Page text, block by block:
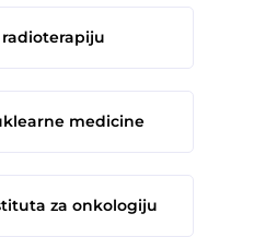
medicine
za onkologiju